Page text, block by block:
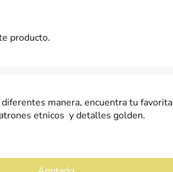
producto.
manera, encuentra tu
etnicos y detalles golden.